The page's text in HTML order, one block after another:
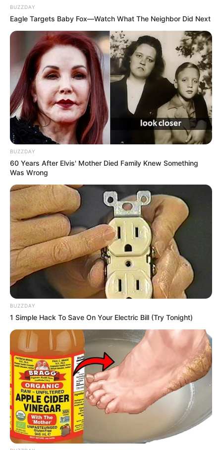
BUZZDAY
Eagle Targets Baby Fox—Watch What The Neighbor Did Next
BUZZDAY
60 Years After Elvis' Mother Died Family Knew Something
Was Wrong
BUZZDAY
1 Simple Hack To Save On Your Electric Bill (Try Tonight)